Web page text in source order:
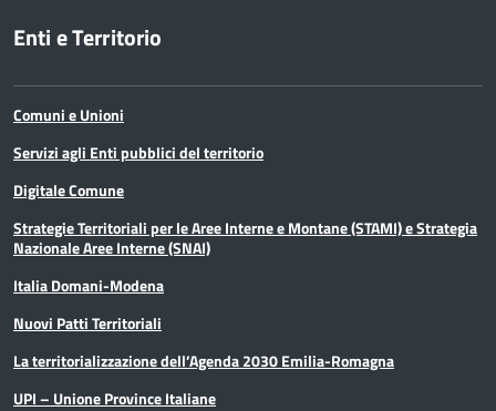
Enti e Territorio
Comuni e Unioni
Servizi agli Enti pubblici del territorio
Digitale Comune
Strategie Territoriali per le Aree Interne e Montane (STAMI) e Strategia
Nazionale Aree Interne (SNAI)
Italia Domani-Modena
Nuovi Patti Territoriali
La territorializzazione dell’Agenda 2030 Emilia-Romagna
UPI – Unione Province Italiane